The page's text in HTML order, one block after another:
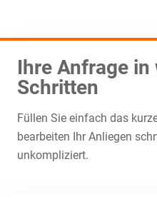
Ihre Anfrage in
Schritten
Füllen Sie einfach das
bearbeiten Ihr Anliegen
unkompliziert.